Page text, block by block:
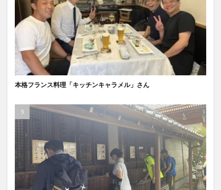
本格フランス料理「キッチンキャラメル」さん